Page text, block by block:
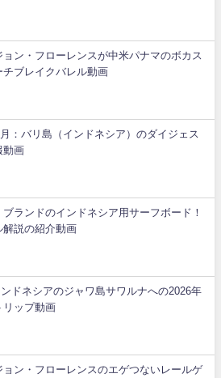
ョン・フローレンスが中米パナマのボカス
チブレイクバレル動画
：バリ島（インドネシア）のダイジェス
動画
ブランドのインドネシア用サーフボード！
解説の紹介動画
ドネシアのジャワ島サワルナへの2026年
リップ動画
ョン・フローレンスのエゲつないレールゲ